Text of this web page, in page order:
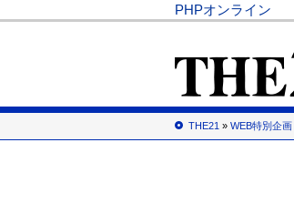
PHPオンライン
THE21 » WEB特別企画